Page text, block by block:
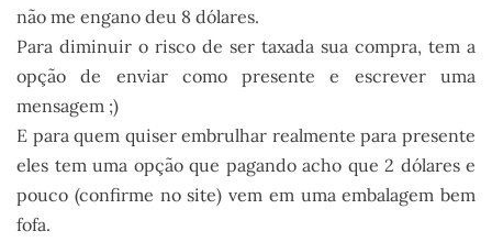
não me engano deu 8 dólares.
Para diminuir o risco de ser taxada sua compra, tem a
opção de enviar como presente e escrever uma
mensagem ;)
E para quem quiser embrulhar realmente para presente
eles tem uma opção que pagando acho que 2 dólares e
pouco (confirme no site) vem em uma embalagem bem
fofa.